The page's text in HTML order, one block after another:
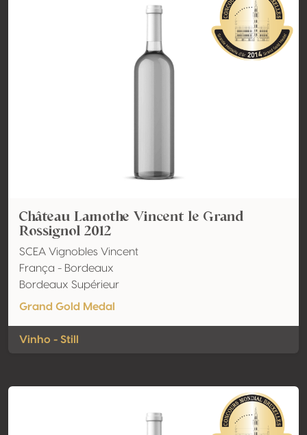
Château Lamothe Vincent le Grand
Rossignol 2012
SCEA Vignobles Vincent
França - Bordeaux
Bordeaux Supérieur
Grand Gold Medal
Vinho - Still